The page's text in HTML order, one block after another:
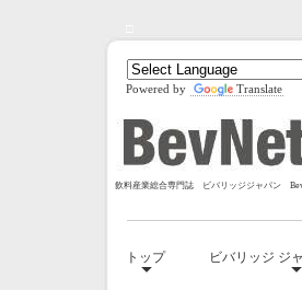
Powered by Translate
飲料産業総合専門誌 ビバリッジジャパン
トップ ビバリッジ ジ